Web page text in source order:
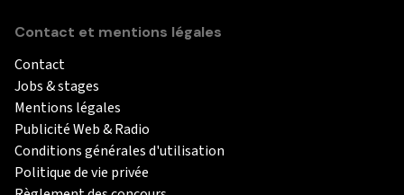
Contact et mentions légales
Contact
Jobs & stages
Mentions légales
Publicité Web & Radio
Conditions générales d'utilisation
Politique de vie privée